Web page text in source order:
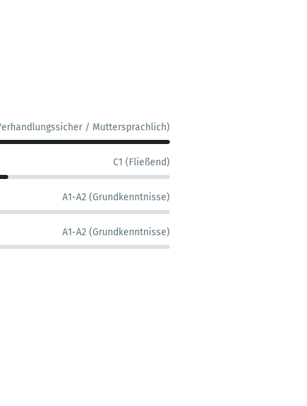
/ Muttersprachlich)
C1 (Fließend)
A1-A2 (Grundkenntnisse)
A1-A2 (Grundkenntnisse)